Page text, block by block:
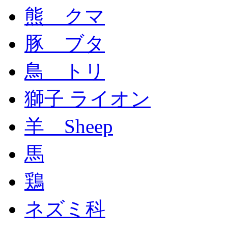
熊 クマ
豚 ブタ
鳥 トリ
獅子 ライオン
羊 Sheep
馬
鶏
ネズミ科